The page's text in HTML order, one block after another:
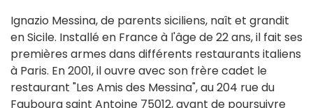
Ignazio Messina, de parents siciliens, naît et grandit
en Sicile. Installé en France à l'âge de 22 ans, il fait ses
premières armes dans différents restaurants italiens
à Paris. En 2001, il ouvre avec son frère cadet le
restaurant "Les Amis des Messina", au 204 rue du
Faubourg saint Antoine 75012, avant de poursuivre